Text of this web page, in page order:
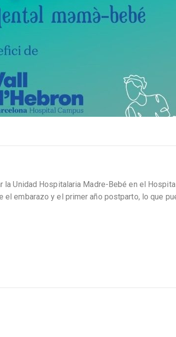
la Unidad Hospitalaria Madre-Bebé en el
embarazo y el primer año postparto, lo que